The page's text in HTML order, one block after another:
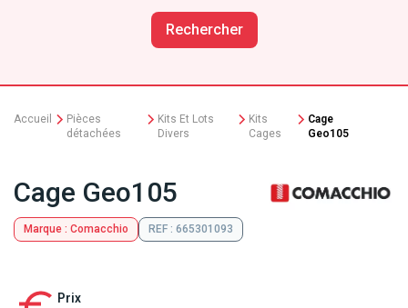
Rechercher
Accueil
Pièces
détachées
Kits Et Lots
Divers
Kits
Cages
Cage
Geo105
Cage Geo105
Marque : Comacchio REF : 665301093
Prix